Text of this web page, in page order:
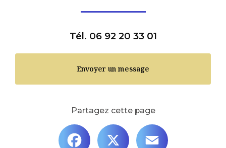
Tél. 06 92 20 33 01
Envoyer un message
Partagez cette page
Facebook